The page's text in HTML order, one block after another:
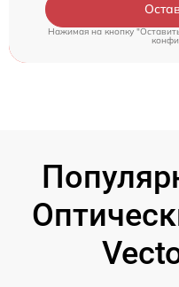
Нажимая на кнопку